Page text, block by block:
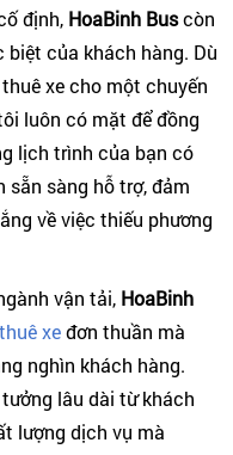
định, HoaBinh Buscòn
của khách hàng. Dù
xe cho một chuyến
luôn có mặt để đồng
lịch trình của bạn có
sàng hỗ trợ, đảm
về việc thiếu phương
vận tải, HoaBinh
xeđơn thuần mà
nghìn khách hàng.
lâu dài từ khách
lượng dịch vụ mà